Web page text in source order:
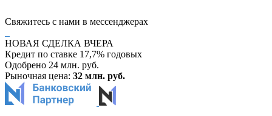
Свяжитесь с нами в мессенджерах
НОВАЯ СДЕЛКА ВЧЕРА
Кредит по ставке 17,7% годовых
Одобрено 24 млн. руб.
Рыночная цена: 32 млн. руб.